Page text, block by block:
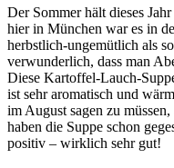
Der Sommer hält dieses
hier in München war es in
herbstlich-ungemütlich als
verwunderlich, dass man
Diese Kartoffel-Lauch-
ist sehr aromatisch und
im August sagen zu
haben die Suppe schon
positiv – wirklich sehr gut!